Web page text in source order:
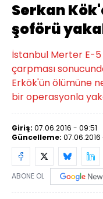
Serkan
şoförü
İstanbul Merter E-
çarpması
Erkök'ün ölümüne
bir operasyonla
Giriş: 07.06.2016 - 09:51
Güncelleme:
ABONE OL